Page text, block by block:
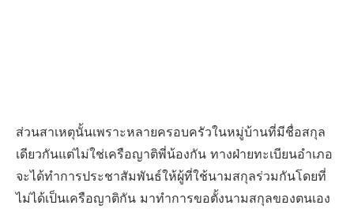
ส่วนสาเหตุนั้นเพราะหลายครอบครัวในหมู่บ้านที่มีชื่อสกุล
เดียวกันแต่ไม่ใช่เครือญาติพี่น้องกัน ทางฝ่ายทะเบียนอำเภอ
จะได้ทำการประชาสัมพันธ์ให้ผู้ที่ใช้นามสกุลร่วมกันโดยที่
ไม่ได้เป็นเครือญาติกัน มาทำการขอตั้งนามสกุลของตนเอง